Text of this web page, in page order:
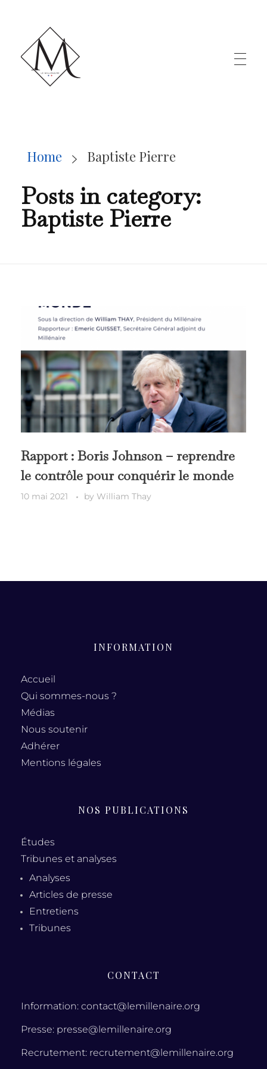
Home Baptiste Pierre
Posts in category:
Baptiste Pierre
Rapport : Boris Johnson – reprendre
le contrôle pour conquérir le monde
10 mai 2021 by William Thay
INFORMATION
Accueil
Qui sommes-nous ?
Médias
Nous soutenir
Adhérer
Mentions légales
NOS PUBLICATIONS
Études
Tribunes et analyses
Analyses
Articles de presse
Entretiens
Tribunes
CONTACT
Information: contact@lemillenaire.org
Presse: presse@lemillenaire.org
Recrutement: recrutement@lemillenaire.org